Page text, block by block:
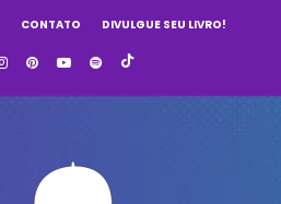
CONTATO DIVULGUE SEU LIVRO!